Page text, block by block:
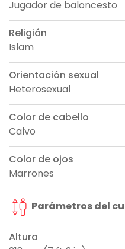
Jugador de baloncesto
Religión
Islam
Orientación sexual
Heterosexual
Color de cabello
Calvo
Color de ojos
Marrones
Parámetros del
Altura